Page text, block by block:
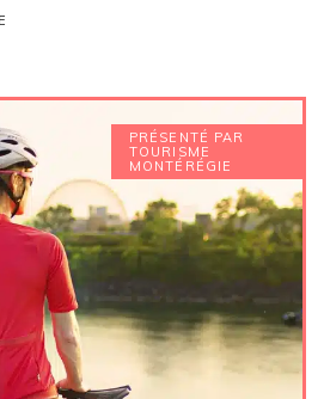
PRÉSENTÉ PAR
TOURISME
MONTÉRÉGIE